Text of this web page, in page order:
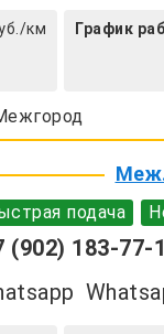
км График
подача
183-77-